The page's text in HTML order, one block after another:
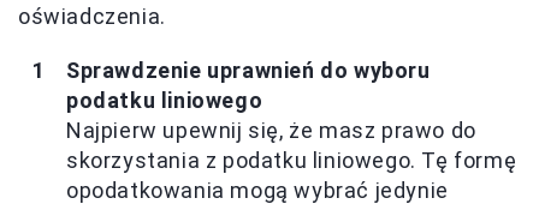
oświadczenia.
Sprawdzenie uprawnień do wyboru
podatku liniowego
Najpierw upewnij się, że masz prawo do
skorzystania z podatku liniowego. Tę formę
opodatkowania mogą wybrać jedynie